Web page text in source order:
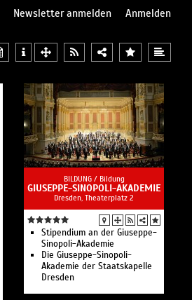
Newsletter anmelden
Anmelden
BILDUNG / Bildung
GIUSEPPE-SINOPOLI-AKADEMIE
Dresden, Theaterplatz 2
Stipendium an der Giuseppe-
Sinopoli-Akademie
Die Giuseppe-Sinopoli-
Akademie der Staatskapelle
Dresden